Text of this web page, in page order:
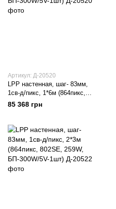
Артикул: Д-20520
LPP настенная, шаг- 83мм,
1св-д/пикс, 1*6м (864пикс,
802SE, 259W, БП-300W/5V-1шт)
85 368 грн